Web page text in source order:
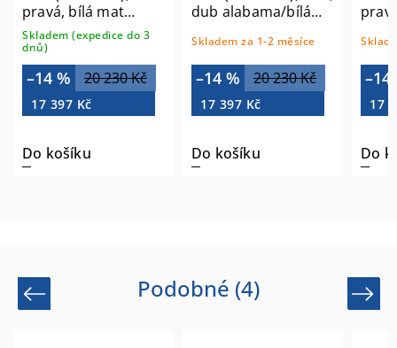
pravá, bílá mat
LE070-3131-R-01
Skladem (expedice do 3
dnů)
20 230 Kč
–14 %
17 397 Kč
Do košíku
dub alabama/bílá
Skladem za 1-2 měsíce
20 230 Kč
–14 %
17 397 Kč
Do košíku
–14
17
Do
Podobné (4)
Previous Next